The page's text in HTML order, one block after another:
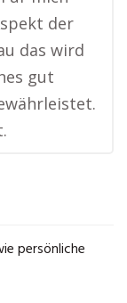
der
das wird
gut
persönliche